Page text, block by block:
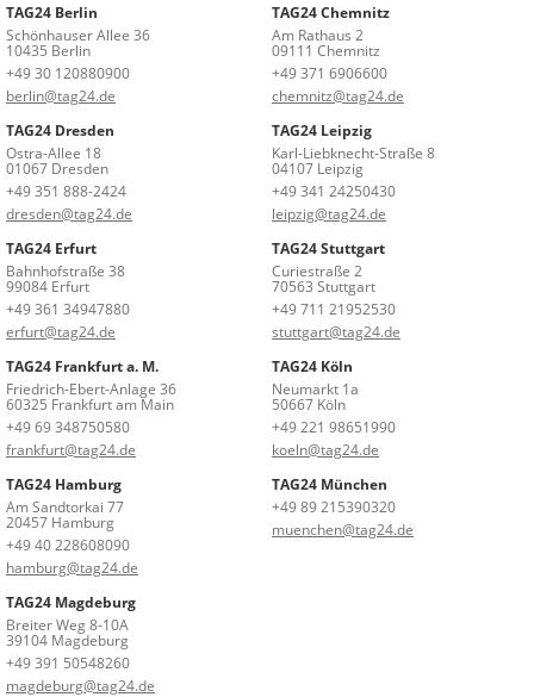
TAG24 Berlin
Schönhauser Allee 36
10435 Berlin
+49 30 120880900
berlin@tag24.de
TAG24 Chemnitz
Am Rathaus 2
09111 Chemnitz
+49 371 6906600
chemnitz@tag24.de
TAG24 Dresden
Ostra-Allee 18
01067 Dresden
+49 351 888-2424
dresden@tag24.de
TAG24 Leipzig
Karl-Liebknecht-Straße 8
04107 Leipzig
+49 341 24250430
leipzig@tag24.de
TAG24 Erfurt
Bahnhofstraße 38
99084 Erfurt
+49 361 34947880
erfurt@tag24.de
TAG24 Stuttgart
Curiestraße 2
70563 Stuttgart
+49 711 21952530
stuttgart@tag24.de
TAG24 Frankfurt a. M.
Friedrich-Ebert-Anlage 36
60325 Frankfurt am Main
+49 69 348750580
frankfurt@tag24.de
TAG24 Köln
Neumarkt 1a
50667 Köln
+49 221 98651990
koeln@tag24.de
TAG24 Hamburg
Am Sandtorkai 77
20457 Hamburg
+49 40 228608090
hamburg@tag24.de
TAG24 München
+49 89 215390320
muenchen@tag24.de
TAG24 Magdeburg
Breiter Weg 8-10A
39104 Magdeburg
+49 391 50548260
magdeburg@tag24.de